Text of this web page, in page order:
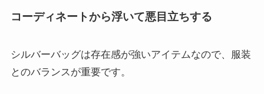
コーディネートから浮いて悪目立ちする
シルバーバッグは存在感が強いアイテムなので、服装
とのバランスが重要です。